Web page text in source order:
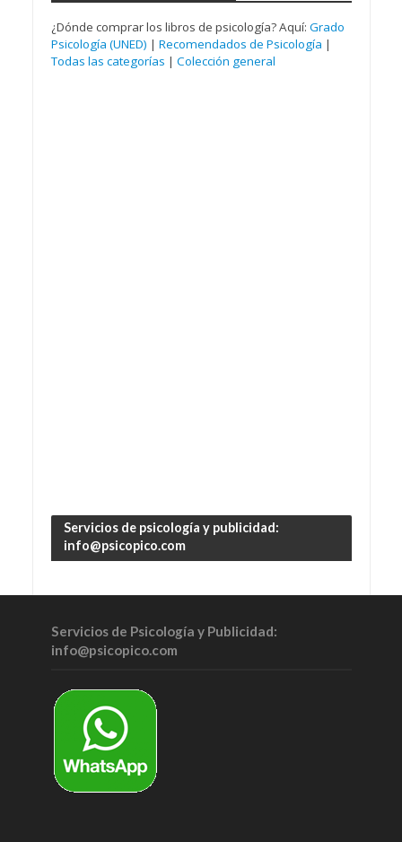
¿Dónde comprar los libros de psicología? Aquí: Grado
Psicología (UNED) | Recomendados de Psicología |
Todas las categorías | Colección general
Servicios de psicología y publicidad:
info@psicopico.com
Servicios de Psicología y Publicidad:
info@psicopico.com